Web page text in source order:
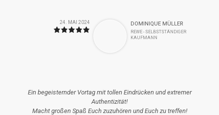
DOMINIQUE MÜLLER
REWE - SELBSTSTÄNDIGER
KAUFMANN
24. MAI 2024
Ein begeisternder Vortag mit tollen Eindrücken und extremer
Authentizität!
Macht großen Spaß Euch zuzuhören und Euch zu treffen!